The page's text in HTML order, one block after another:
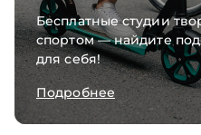
Бесплатные студии
спортом — найдите
для себя!
Подробнее